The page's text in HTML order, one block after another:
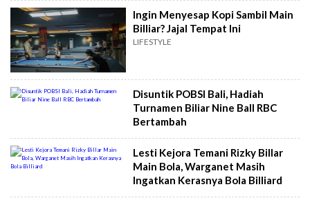
Ingin Menyesap Kopi Sambil Main
Billiar? Jajal Tempat Ini
LIFESTYLE
Disuntik POBSI Bali, Hadiah
Turnamen Biliar Nine Ball RBC
Bertambah
Lesti Kejora Temani Rizky Billar
Main Bola, Warganet Masih
Ingatkan Kerasnya Bola Billiard